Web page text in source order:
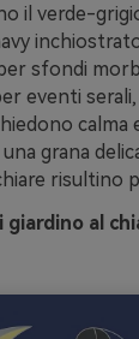
il verde-
sfondi
eventi
calma
grana
risultino
giardino al